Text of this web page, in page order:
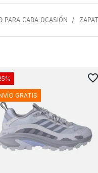
PARA CADA OCASIÓN
GRATIS
favorite_border